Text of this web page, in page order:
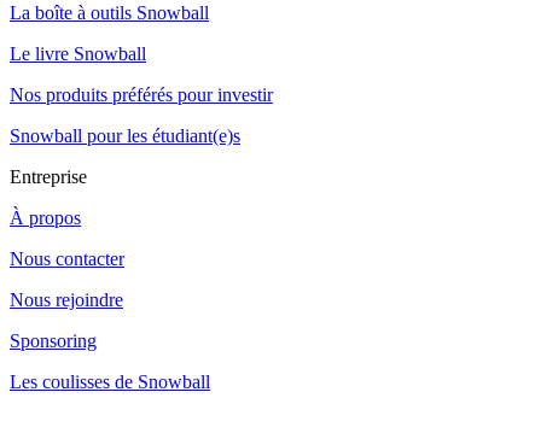
La boîte à outils Snowball
Le livre Snowball
Nos produits préférés pour investir
Snowball pour les étudiant(e)s
Entreprise
À propos
Nous contacter
Nous rejoindre
Sponsoring
Les coulisses de Snowball